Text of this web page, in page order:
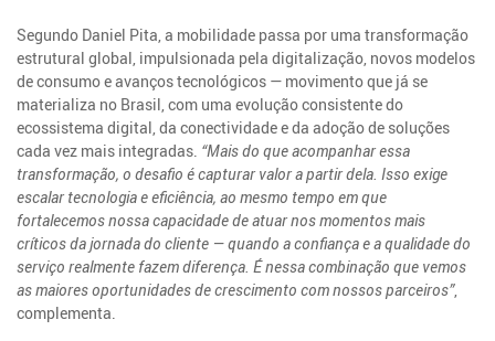
Segundo Daniel Pita, a mobilidade passa por uma transformação
estrutural global, impulsionada pela digitalização, novos modelos
de consumo e avanços tecnológicos — movimento que já se
materializa no Brasil, com uma evolução consistente do
ecossistema digital, da conectividade e da adoção de soluções
cada vez mais integradas. “Mais do que acompanhar essa
transformação, o desafio é capturar valor a partir dela. Isso exige
escalar tecnologia e eficiência, ao mesmo tempo em que
fortalecemos nossa capacidade de atuar nos momentos mais
críticos da jornada do cliente — quando a confiança e a qualidade do
serviço realmente fazem diferença. É nessa combinação que vemos
as maiores oportunidades de crescimento com nossos parceiros”,
complementa.